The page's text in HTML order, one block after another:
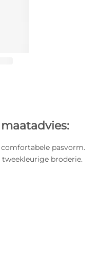
pasvorm.
broderie.